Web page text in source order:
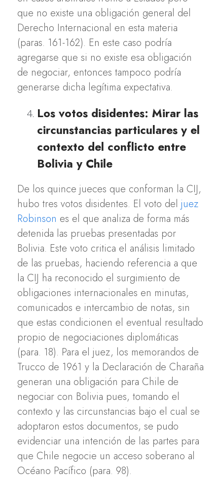
que no existe una obligación general del
Derecho Internacional en esta materia
(paras. 161-162). En este caso podría
agregarse que si no existe esa obligación
de negociar, entonces tampoco podría
generarse dicha legítima expectativa.
Los votos disidentes: Mirar las
circunstancias particulares y el
contexto del conflicto entre
Bolivia y Chile
De los quince jueces que conforman la CIJ,
hubo tres votos disidentes. El voto del juez
Robinson es el que analiza de forma más
detenida las pruebas presentadas por
Bolivia. Este voto critica el análisis limitado
de las pruebas, haciendo referencia a que
la CIJ ha reconocido el surgimiento de
obligaciones internacionales en minutas,
comunicados e intercambio de notas, sin
que estas condicionen el eventual resultado
propio de negociaciones diplomáticas
(para. 18). Para el juez, los memorandos de
Trucco de 1961 y la Declaración de Charaña
generan una obligación para Chile de
negociar con Bolivia pues, tomando el
contexto y las circunstancias bajo el cual se
adoptaron estos documentos, se pudo
evidenciar una intención de las partes para
que Chile negocie un acceso soberano al
Océano Pacífico (para. 98).